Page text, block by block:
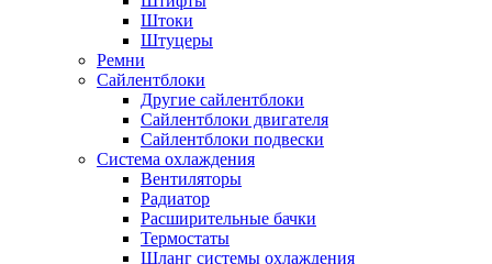
Штоки
Штуцеры
Ремни
Сайлентблоки
Другие сайлентблоки
Сайлентблоки двигателя
Сайлентблоки подвески
Система охлаждения
Вентиляторы
Радиатор
Расширительные бачки
Термостаты
Шланг системы охлаждения